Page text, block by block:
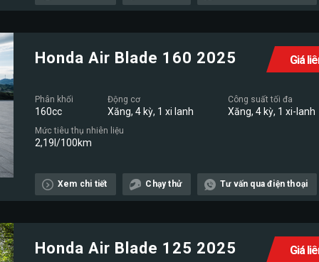
Giá
Honda Air Blade 160 2025
Phân khối
160cc
Động cơ
Xăng, 4 kỳ, 1 xi lanh
Công suất tối đa
Xăng, 4 kỳ, 1 xi-lanh
Mức tiêu thụ nhiên liệu
2,19l/100km
Xem chi tiết Chạy thử Tư vấn qua điện thoại
Giá
Honda Air Blade 125 2025